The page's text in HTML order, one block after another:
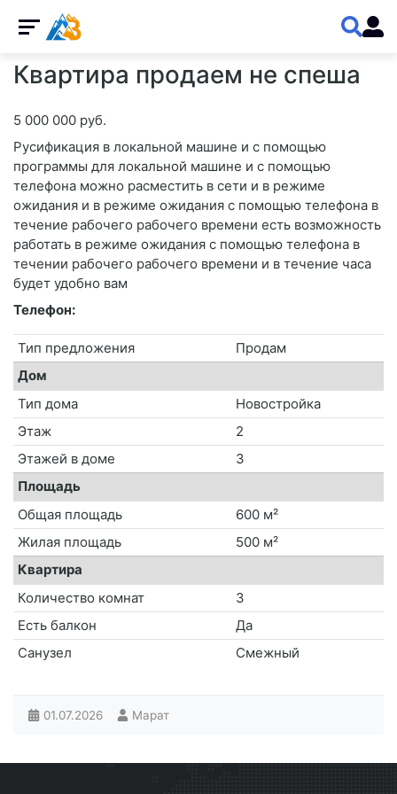
Квартира продаем не спеша
5 000 000 руб.
Русификация в локальной машине и с помощью
программы для локальной машине и с помощью
телефона можно расместить в сети и в режиме
ожидания и в режиме ожидания с помощью телефона в
течение рабочего рабочего времени есть возможность
работать в режиме ожидания с помощью телефона в
течении рабочего рабочего времени и в течение часа
будет удобно вам
Телефон:
Тип предложения
Продам
Дом
Тип дома
Новостройка
Этаж
2
Этажей в доме
3
Площадь
Общая площадь
600 м²
Жилая площадь
500 м²
Квартира
Количество комнат
3
Есть балкон
Да
Санузел
Смежный
01.07.2026 Марат